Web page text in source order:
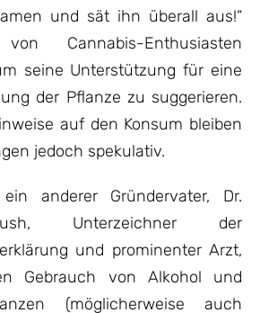
und sät ihn überall aus!“
Cannabis-Enthusiasten
seine Unterstützung für eine
der Pflanze zu suggerieren.
auf den Konsum bleiben
jedoch spekulativ.
anderer Gründervater, Dr.
Unterzeichner der
und prominenter Arzt,
Gebrauch von Alkohol und
(möglicherweise auch